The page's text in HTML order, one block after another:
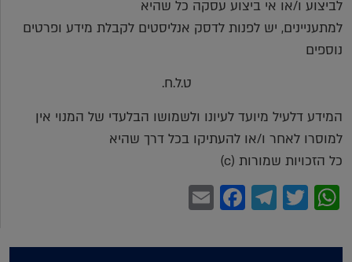
לביצוע ו/או אי ביצוע עסקה כל שהיא
למתעניינים, יש לפנות לדסק אנליסטים לקבלת מידע ופרטים
נוספים
ט.ל.ח.
המידע דלעיל מיועד לעיונו ולשמושו הבלעדי של המנוי אין
למוסרו לאחר ו/או להעתיקו בכל דרך שהיא
כל הזכויות שמורות (c)
WhatsApp
Twitter
Telegram
Facebook